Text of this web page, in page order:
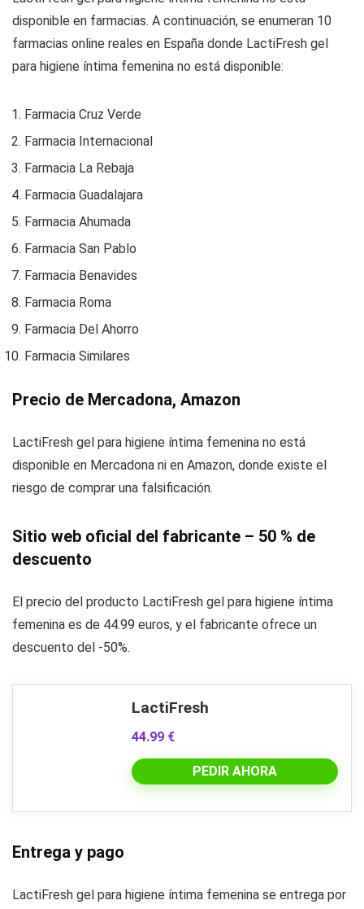
disponible en farmacias. A continuación, se enumeran 10
farmacias online reales en España donde LactiFresh gel
para higiene íntima femenina no está disponible:
Farmacia Cruz Verde
Farmacia Internacional
Farmacia La Rebaja
Farmacia Guadalajara
Farmacia Ahumada
Farmacia San Pablo
Farmacia Benavides
Farmacia Roma
Farmacia Del Ahorro
Farmacia Similares
Precio de Mercadona, Amazon
LactiFresh gel para higiene íntima femenina no está
disponible en Mercadona ni en Amazon, donde existe el
riesgo de comprar una falsificación.
Sitio web oficial del fabricante – 50 % de
descuento
El precio del producto LactiFresh gel para higiene íntima
femenina es de 44.99 euros, y el fabricante ofrece un
descuento del -50%.
LactiFresh
44.99 €
PEDIR AHORA
Entrega y pago
LactiFresh gel para higiene íntima femenina se entrega por